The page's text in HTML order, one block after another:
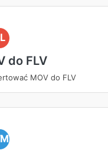
do FLV
MOV do FLV